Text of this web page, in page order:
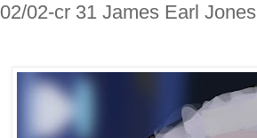
02/02-cr 31 James Earl Jones